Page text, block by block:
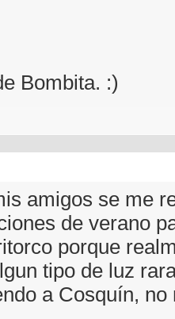
Bombita. :)
amigos se me
de verano
porque
tipo de luz
a Cosquín, no